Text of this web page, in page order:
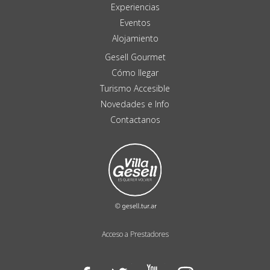
Acceso a Prestadores
Experiencias
Eventos
Alojamiento
Gesell Gourmet
Cómo llegar
Turismo Accesible
Novedades e Info
Contactanos
Facebook Twitter YouTube